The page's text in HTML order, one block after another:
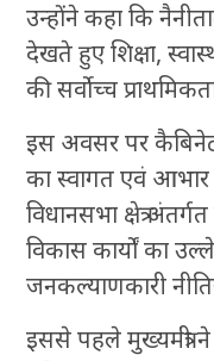
उन्होंने कहा कि
देखते हुए शिक्षा,
की सर्वाेच्च
इस अवसर पर कैबिनेट
का स्वागत एवं
विधानसभा क्षेत्र
विकास कार्यों का
जनकल्याणकारी
इससे पहले मुख्यमंत्री ने